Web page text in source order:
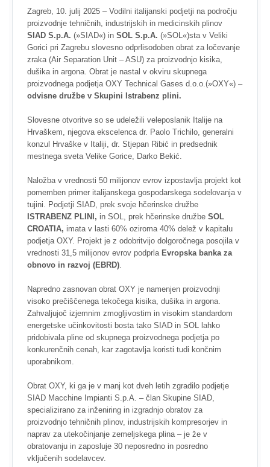
Zagreb, 10. julij 2025 – Vodilni italijanski podjetji na področju
proizvodnje tehničnih, industrijskih in medicinskih plinov
SIAD S.p.A. (»SIAD«) in SOL S.p.A. (»SOL«)sta v Veliki
Gorici pri Zagrebu slovesno odprlisodoben obrat za ločevanje
zraka (Air Separation Unit – ASU) za proizvodnjo kisika,
dušika in argona. Obrat je nastal v okviru skupnega
proizvodnega podjetja OXY Technical Gases d.o.o.(»OXY«) –
odvisne družbe v Skupini Istrabenz plini.
Slovesne otvoritve so se udeležili veleposlanik Italije na
Hrvaškem, njegova ekscelenca dr. Paolo Trichilo, generalni
konzul Hrvaške v Italiji, dr. Stjepan Ribić in predsednik
mestnega sveta Velike Gorice, Darko Bekić.
Naložba v vrednosti 50 milijonov evrov izpostavlja projekt kot
pomemben primer italijanskega gospodarskega sodelovanja v
tujini. Podjetji SIAD, prek svoje hčerinske družbe
ISTRABENZ PLINI, in SOL, prek hčerinske družbe SOL
CROATIA, imata v lasti 60% oziroma 40% delež v kapitalu
podjetja OXY. Projekt je z odobritvijo dolgoročnega posojila v
vrednosti 31,5 milijonov evrov podprla Evropska banka za
obnovo in razvoj (EBRD)
Napredno zasnovan obrat OXY je namenjen proizvodnji
visoko prečiščenega tekočega kisika, dušika in argona.
Zahvaljujoč izjemnim zmogljivostim in visokim standardom
energetske učinkovitosti bosta tako SIAD in SOL lahko
pridobivala pline od skupnega proizvodnega podjetja po
konkurenčnih cenah, kar zagotavlja koristi tudi končnim
uporabnikom.
Obrat OXY, ki ga je v manj kot dveh letih zgradilo podjetje
SIAD Macchine Impianti S.p.A. – član Skupine SIAD,
specializirano za inženiring in izgradnjo obratov za
proizvodnjo tehničnih plinov, industrijskih kompresorjev in
naprav za utekočinjanje zemeljskega plina – je že v
obratovanju in zaposluje 30 neposredno in posredno
vključenih sodelavcev.